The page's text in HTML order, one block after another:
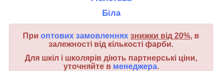
Біла
При оптових замовленнях знижки від 20%, в
залежності від кількості фарби.
Для шкіл і школярів діють партнерські ціни,
уточняйте в менеджера.